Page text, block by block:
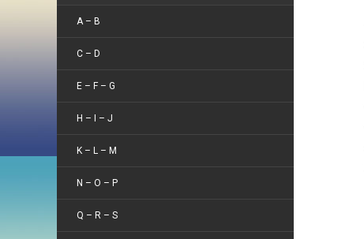
A – B
C – D
E – F – G
H – I – J
K – L – M
N – O – P
Q – R – S